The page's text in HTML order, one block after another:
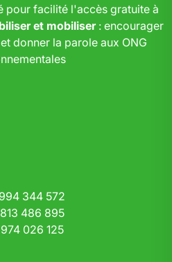
pour facilité l'accès gratuite à
et mobiliser: encourager
donner la parole aux ONG
344 572
486 895
026 125